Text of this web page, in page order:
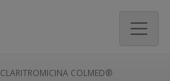
CLARITROMICINA COLMED®